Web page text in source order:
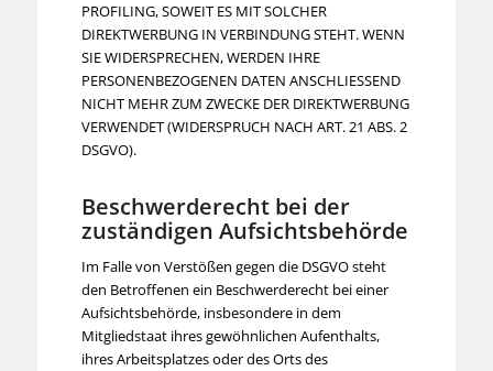
PROFILING, SOWEIT ES MIT SOLCHER
DIREKTWERBUNG IN VERBINDUNG STEHT. WENN
SIE WIDERSPRECHEN, WERDEN IHRE
PERSONENBEZOGENEN DATEN ANSCHLIESSEND
NICHT MEHR ZUM ZWECKE DER DIREKTWERBUNG
VERWENDET (WIDERSPRUCH NACH ART. 21 ABS. 2
DSGVO).
Beschwerde­recht bei der
zuständigen Aufsichts­behörde
Im Falle von Verstößen gegen die DSGVO steht
den Betroffenen ein Beschwerderecht bei einer
Aufsichtsbehörde, insbesondere in dem
Mitgliedstaat ihres gewöhnlichen Aufenthalts,
ihres Arbeitsplatzes oder des Orts des